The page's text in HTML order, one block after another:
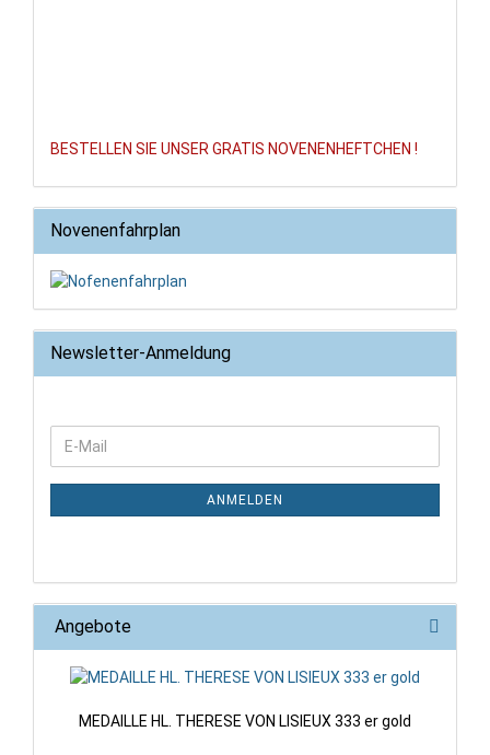
BESTELLEN SIE UNSER GRATIS NOVENENHEFTCHEN !
Novenenfahrplan
Newsletter-Anmeldung
ZUR
E-
Mail
ANMELDEN
Angebote
MEDAILLE HL. THERESE VON LISIEUX 333 er gold